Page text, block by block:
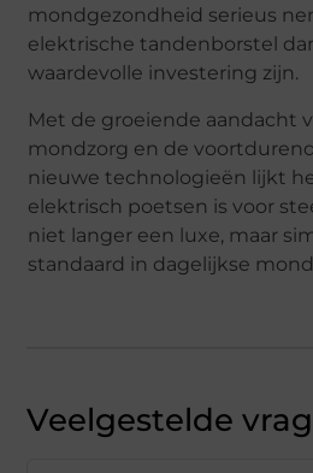
mondgezondheid serieus
elektrische tandenborstel
waardevolle investering zijn.
Met de groeiende aandacht
mondzorg en de
nieuwe technologieën lijkt
elektrisch poetsen is voor
niet langer een luxe, maar
standaard in dagelijkse
Veelgestelde